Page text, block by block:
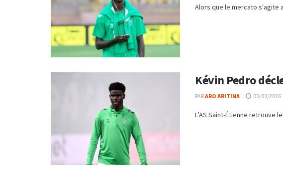
Alors que le mercato s'agite
Kévin Pedro
PARARO ARITINA 03/03/2026
L’AS Saint-Étienne retrouve